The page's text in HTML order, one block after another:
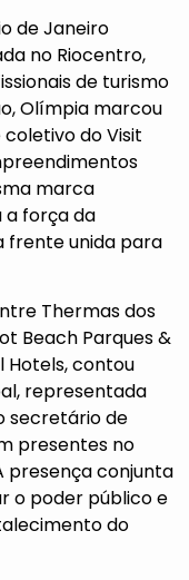
de Janeiro
no Riocentro,
de turismo
Olímpia marcou
do Visit
marca
a força da
frente unida para
Thermas dos
Beach Parques &
Hotels, contou
representada
secretário de
presentes no
presença conjunta
o poder público e
do